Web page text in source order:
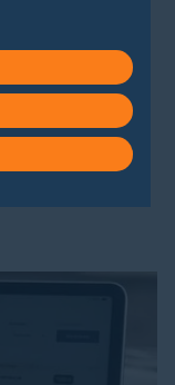
Markt in die
fehlt